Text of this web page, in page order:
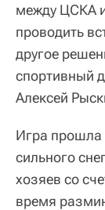
между ЦСКА
проводить
другое
спортивный
Алексей
Игра прошла
сильного
хозяев со
время